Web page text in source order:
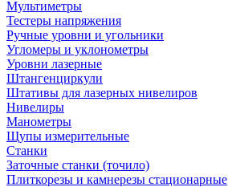
Мультиметры
Тестеры напряжения
Ручные уровни и угольники
Угломеры и уклонометры
Уровни лазерные
Штангенциркули
Штативы для лазерных нивелиров
Нивелиры
Манометры
Щупы измерительные
Станки
Заточные станки (точило)
Плиткорезы и камнерезы стационарные